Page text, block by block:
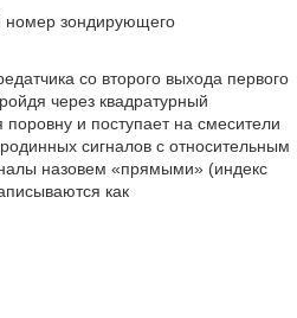
номер зондирующего
со второго выхода первого
через квадратурный
и поступает на смесители
сигналов с относительным
назовем «прямыми» (индекс
как